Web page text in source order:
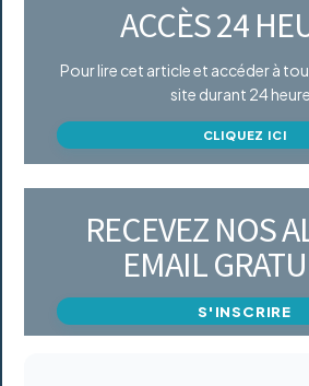
ACCÈS 24
Pour lire cet article et accéder à
site durant 24
CLIQUEZ ICI
RECEVEZ NOS
EMAIL
S'INSCRIRE